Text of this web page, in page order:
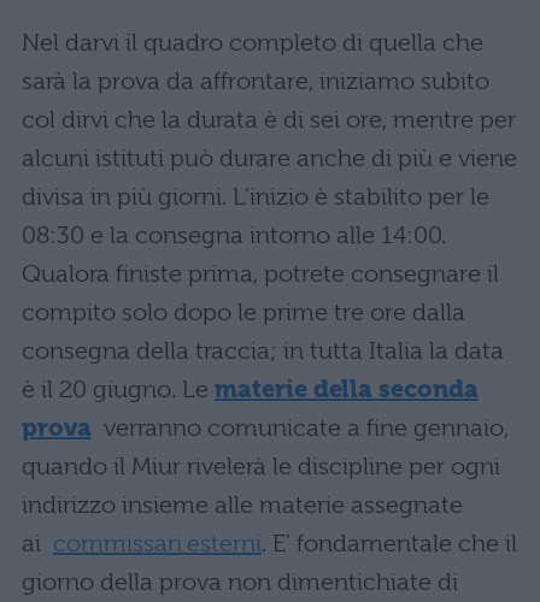
Nel darvi il quadro completo di quella che
sarà la prova da affrontare, iniziamo subito
col dirvi che la durata è di sei ore, mentre per
alcuni istituti può durare anche di più e viene
divisa in più giorni. L’inizio è stabilito per le
08:30 e la consegna intorno alle 14:00.
Qualora finiste prima, potrete consegnare il
compito solo dopo le prime tre ore dalla
consegna della traccia; in tutta Italia la data
è il 20 giugno. Le materie della seconda
prova verranno comunicate a fine gennaio,
quando il Miur rivelerà le discipline per ogni
indirizzo insieme alle materie assegnate
ai commissari esterni. E’ fondamentale che il
giorno della prova non dimentichiate di